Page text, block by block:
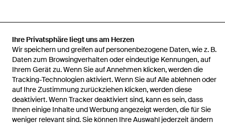
Ihre Privatsphäre liegt uns am Herzen
Wir speichern und greifen auf personenbezogene Daten, wie z. B.
Daten zum Browsingverhalten oder eindeutige Kennungen, auf
Ihrem Gerät zu. Wenn Sie auf Annehmen klicken, werden die
Tracking-Technologien aktiviert. Wenn Sie auf Alle ablehnen oder
auf Ihre Zustimmung zurückziehen klicken, werden diese
deaktiviert. Wenn Tracker deaktiviert sind, kann es sein, dass
Ihnen einige Inhalte und Werbung angezeigt werden, die für Sie
weniger relevant sind. Sie können Ihre Auswahl jederzeit ändern
Startseite Herren Mützen, Hüte & Caps
& Caps
N100007 Plush Stitch Stretch Rws Wool
Hilfe und Informationen